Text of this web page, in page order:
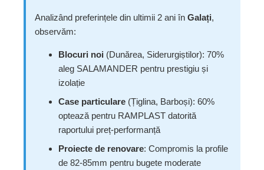
Analizând preferințele din ultimii 2 ani înGalați,
observăm:
Blocuri noi (Dunărea, Siderurgiștilor): 70%
aleg SALAMANDER pentru prestigiu și
izolație
Case particulare (Țiglina, Barboși): 60%
optează pentru RAMPLAST datorită
raportului preț-performanță
Proiecte de renovare: Compromis la profile
de 82-85mm pentru bugete moderate